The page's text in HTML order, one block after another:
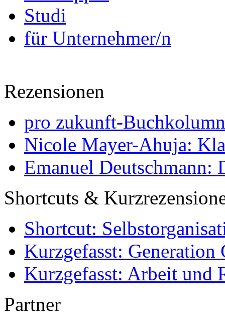
Studi
für Unternehmer/n
Rezensionen
pro zukunft-
Nicole Mayer-Ahuja:
Emanuel Deutschmann:
Shortcuts &
Shortcut:
Kurzgefasst: Generation
Kurzgefasst: Arbeit und
Partner